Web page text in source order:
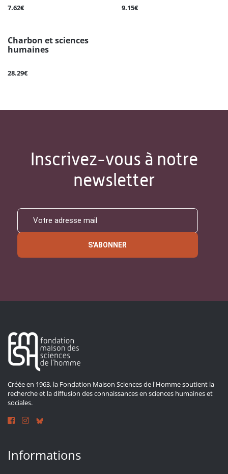
7.62€ 9.15€
Charbon et sciences
humaines
28.29€
Inscrivez-vous à notre
newsletter
S'ABONNER
Créée en 1963, la Fondation Maison Sciences de l'Homme soutient la
recherche et la diffusion des connaissances en sciences humaines et
sociales.
Informations